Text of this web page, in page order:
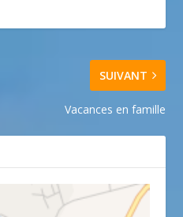
SUIVANT
Vacances en famille